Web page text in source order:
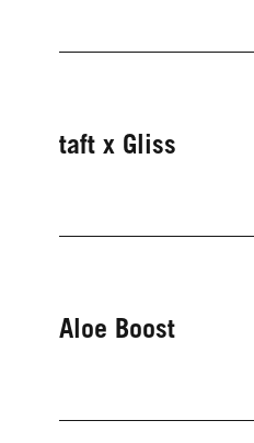
taft x Gliss
Aloe Boost